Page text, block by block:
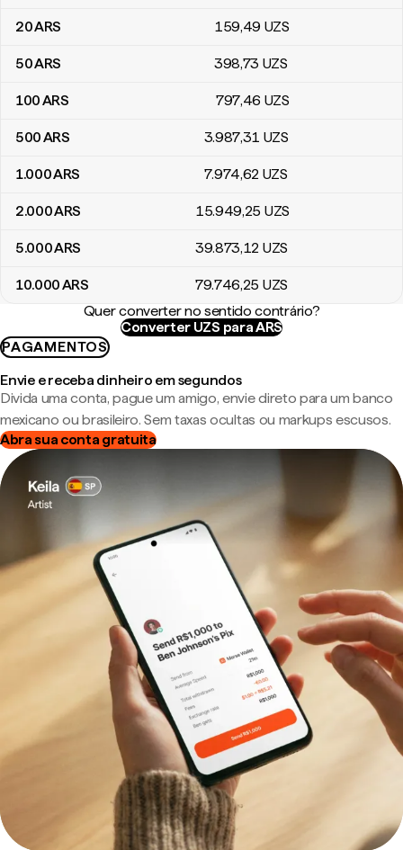
20ARS 159,49 UZS
50ARS 398,73 UZS
100ARS 797,46 UZS
500ARS 3.987,31 UZS
1.000ARS 7.974,62 UZS
2.000ARS 15.949,25 UZS
5.000ARS 39.873,12 UZS
10.000ARS 79.746,25 UZS
Quer converter no sentido contrário?
Converter UZS para ARS
PAGAMENTOS
Envie e receba dinheiro em segundos
Divida uma conta, pague um amigo, envie direto para um banco
mexicano ou brasileiro. Sem taxas ocultas ou markups escusos.
Abra sua conta gratuita